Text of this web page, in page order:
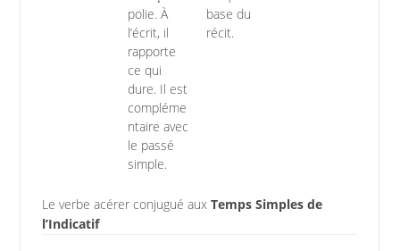
polie. À
l’écrit, il
rapporte
ce qui
dure. Il est
compléme
ntaire avec
le passé
simple.
base du
récit.
Le verbe acérer conjugué aux Temps Simples de
l’Indicatif